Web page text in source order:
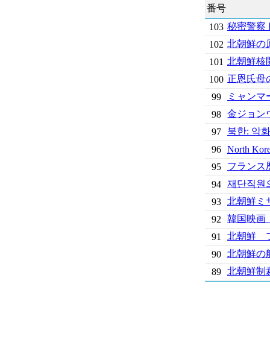
番号
103 秘密警察
102 北朝鮮の
101 北朝鮮核
100 正恩氏
99
ミャンマ
98
金ジョン
97
북한: 악
96
North
95
フランス
94
재단직원
93
北朝鮮
92
韓国映画
91
北朝鮮
90
北朝鮮の
89
北朝鮮制